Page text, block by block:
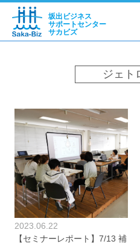
坂出ビジネス
サポートセンター
サカビズ
ジェト
2023.06.22
【セミナーレポート】7/13 補